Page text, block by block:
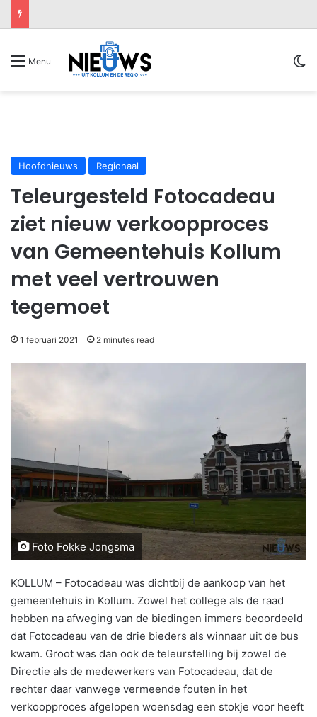
Menu
Hoofdnieuws Regionaal
Teleurgesteld Fotocadeau
ziet nieuw verkoopproces
van Gemeentehuis Kollum
met veel vertrouwen
tegemoet
1 februari 2021 2 minutes read
Foto Fokke Jongsma
KOLLUM – Fotocadeau was dichtbij de aankoop van het
gemeentehuis in Kollum. Zowel het college als de raad
hebben na afweging van de biedingen immers beoordeeld
dat Fotocadeau van de drie bieders als winnaar uit de bus
kwam. Groot was dan ook de teleurstelling bij zowel de
Directie als de medewerkers van Fotocadeau, dat de
rechter daar vanwege vermeende fouten in het
verkoopproces afgelopen woensdag een stokje voor heeft